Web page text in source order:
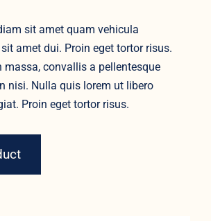
sit amet quam vehicula
amet dui. Proin eget tortor risus.
massa, convallis a pellentesque
nisi. Nulla quis lorem ut libero
Proin eget tortor risus.